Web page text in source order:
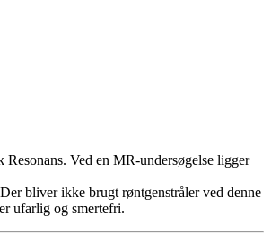
Ved en MR-undersøgelse ligger
bliver ikke brugt røntgenstråler ved denne
ufarlig og smertefri.